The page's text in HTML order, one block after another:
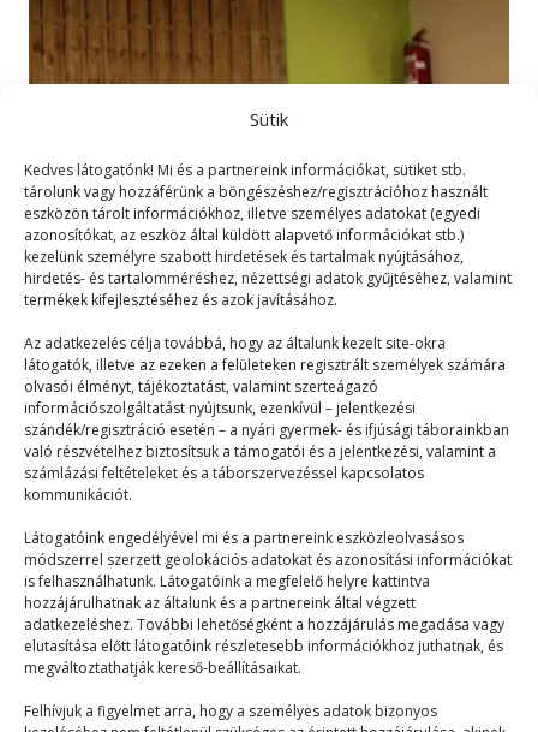
Sütik
Kedves látogatónk! Mi és a partnereink információkat, sütiket stb.
tárolunk vagy hozzáférünk a böngészéshez/regisztrációhoz használt
eszközön tárolt információkhoz, illetve személyes adatokat (egyedi
azonosítókat, az eszköz által küldött alapvető információkat stb.)
kezelünk személyre szabott hirdetések és tartalmak nyújtásához,
hirdetés- és tartalomméréshez, nézettségi adatok gyűjtéséhez, valamint
termékek kifejlesztéséhez és azok javításához.
Az adatkezelés célja továbbá, hogy az általunk kezelt site-okra
látogatók, illetve az ezeken a felületeken regisztrált személyek számára
olvasói élményt, tájékoztatást, valamint szerteágazó
információszolgáltatást nyújtsunk, ezenkívül – jelentkezési
szándék/regisztráció esetén – a nyári gyermek- és ifjúsági táborainkban
való részvételhez biztosítsuk a támogatói és a jelentkezési, valamint a
számlázási feltételeket és a táborszervezéssel kapcsolatos
kommunikációt.
Látogatóink engedélyével mi és a partnereink eszközleolvasásos
módszerrel szerzett geolokációs adatokat és azonosítási információkat
is felhasználhatunk. Látogatóink a megfelelő helyre kattintva
hozzájárulhatnak az általunk és a partnereink által végzett
adatkezeléshez. További lehetőségként a hozzájárulás megadása vagy
elutasítása előtt látogatóink részletesebb információkhoz juthatnak, és
megváltoztathatják kereső-beállításaikat.
Felhívjuk a figyelmet arra, hogy a személyes adatok bizonyos
Menekülés Észak-Koreából
Mix
2026. 02. 23.
Félsz a matekdogától? Vagy attól, hogy mi lesz, ha
anyukád mégiscsak felébred a kulcszörgésre, és…
© 2023–2026